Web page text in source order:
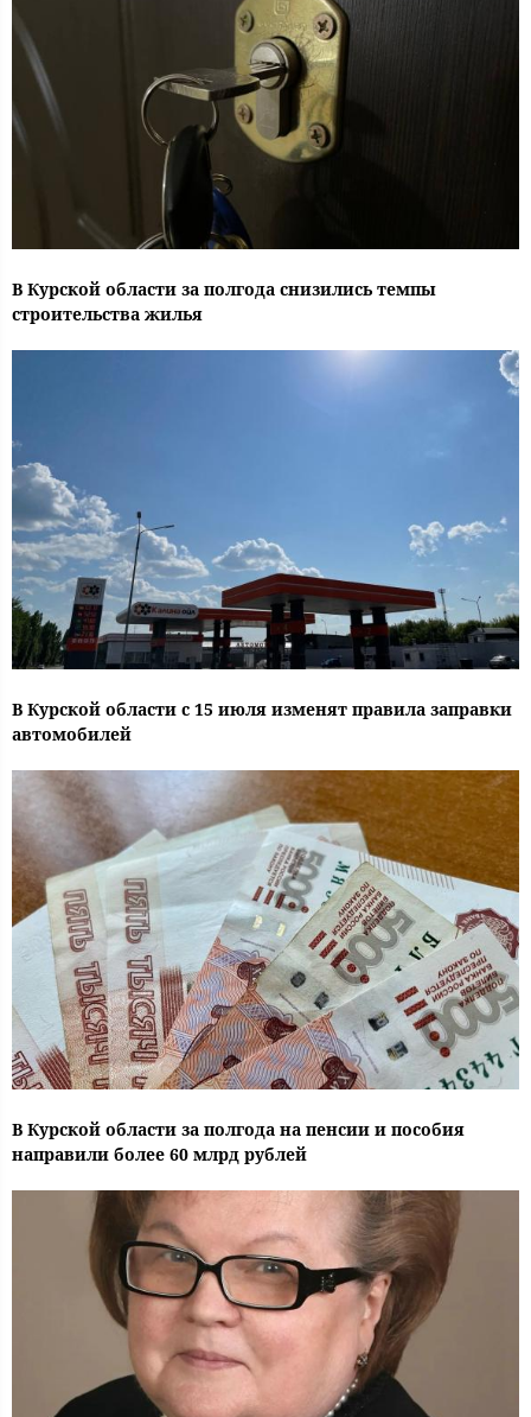
В Курской области за полгода снизились темпы
строительства жилья
В Курской области с 15 июля изменят правила заправки
автомобилей
В Курской области за полгода на пенсии и пособия
направили более 60 млрд рублей